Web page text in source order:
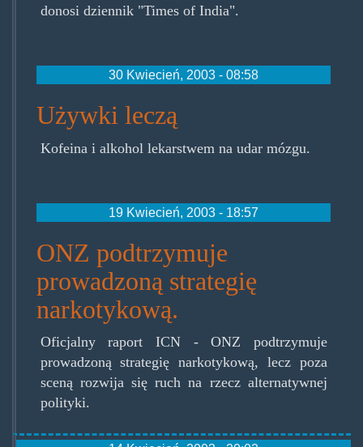
donosi dziennik "Times of India".
30 Kwiecień, 2003 - 08:58
Używki leczą
Kofeina i alkohol lekarstwem na udar mózgu.
19 Kwiecień, 2003 - 18:57
ONZ podtrzymuje
prowadzoną strategię
narkotykową.
Oficjalny raport ICN - ONZ podtrzymuje
prowadzoną strategię narkotykową, lecz poza
sceną rozwija się ruch na rzecz alternatywnej
polityki.